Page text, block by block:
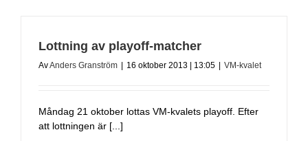
Lottning av playoff-matcher
AvAnders Granström | 16 oktober 2013 | 13:05 | VM-kvalet
Måndag 21 oktober lottas VM-kvalets playoff. Efter
att lottningen är [...]